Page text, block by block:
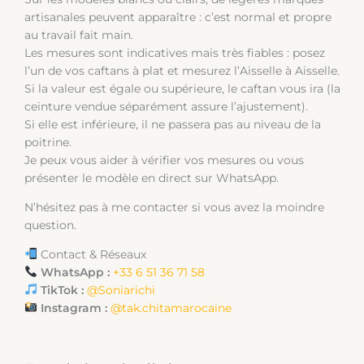
artisanales peuvent apparaître : c’est normal et propre
au travail fait main.
Les mesures sont indicatives mais très fiables : posez
l’un de vos caftans à plat et mesurez l’Aisselle à Aisselle.
Si la valeur est égale ou supérieure, le caftan vous ira (la
ceinture vendue séparément assure l’ajustement).
Si elle est inférieure, il ne passera pas au niveau de la
poitrine.
Je peux vous aider à vérifier vos mesures ou vous
présenter le modèle en direct sur WhatsApp.
N’hésitez pas à me contacter si vous avez la moindre
question.
Contact & Réseaux
WhatsApp : +33 6 51 36 71 58
TikTok : @Soniarichi
Instagram : @tak.chitamarocaine